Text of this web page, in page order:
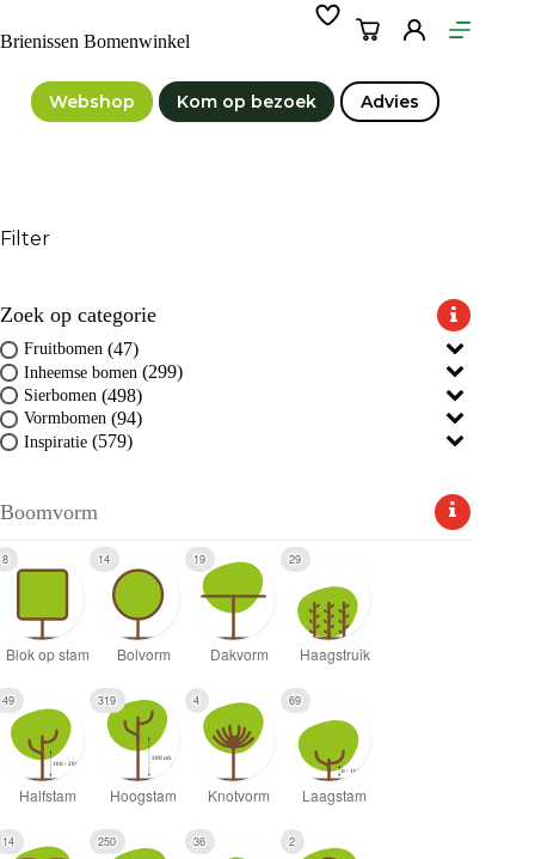
naar
de
Brienissen Bomenwinkel Winkelwagen
Webshop Kom op bezoek Advies
Filter
Zoek op categorie
Fruitbomen (47)
Inheemse bomen (299)
Sierbomen (498)
Vormbomen (94)
Inspiratie (579)
Boomvorm
8 14 19 29
49 319 4 69
14 250 36 2